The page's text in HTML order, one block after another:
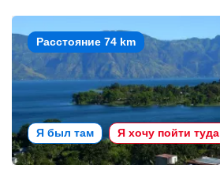
Расстояние 74 km
Я был там Я хочу пойти туда